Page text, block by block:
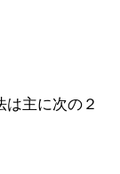
主に次の２